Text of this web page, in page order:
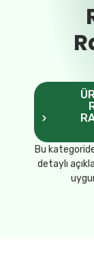
Bu
detaylı